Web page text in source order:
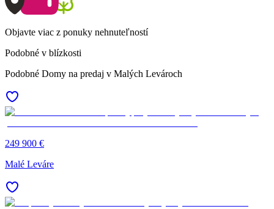
Objavte viac z ponuky nehnuteľností
Podobné v blízkosti
Podobné Domy na predaj v Malých Levároch
249 900 €
Malé Leváre